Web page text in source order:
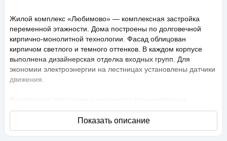
Жилой комплекс «Любимово» — комплексная застройка
переменной этажности. Дома построены по долговечной
кирпично-монолитной технологии. Фасад облицован
кирпичом светлого и темного оттенков. В каждом корпусе
выполнена дизайнерская отделка входных групп. Для
экономии электроэнергии на лестницах установлены датчики
движения.
В комплексе предложено множество планировочных
решений: в наличии квартиры, как классического типа, так и
европланировки. Они сдаются с подчистовой отделкой,
высота потолков составляет 2,75 метра. В квартирах